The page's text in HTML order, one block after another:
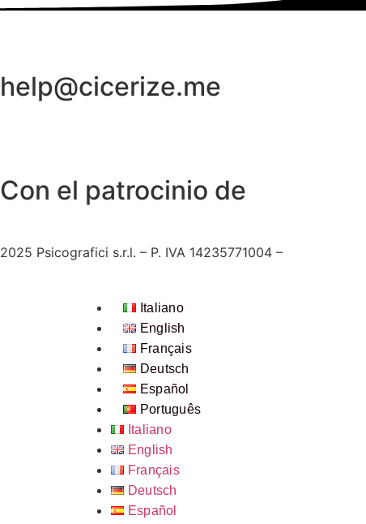
help@cicerize.me
Con el patrocinio de
2025 Psicografici s.r.l. – P. IVA 14235771004 –
Italiano
English
Français
Deutsch
Español
Português
Italiano
English
Français
Deutsch
Español